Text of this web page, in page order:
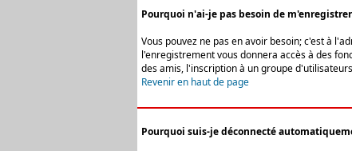
Pourquoi n'ai-je pas besoin de
Vous pouvez ne pas en avoir besoin; c'est à
l'enregistrement vous donnera accès à des
des amis, l'inscription à un groupe
Revenir en haut de page
Pourquoi suis-je déconnecté